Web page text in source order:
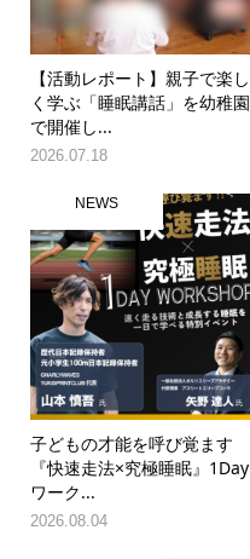
【活動レポート】親子で楽し
く学ぶ「睡眠講話」を幼稚園
で開催し...
2026.07.18
NEWS
子どもの才能を呼び覚ます
『快速走法×究極睡眠』1Day
ワーク...
2026.08.04